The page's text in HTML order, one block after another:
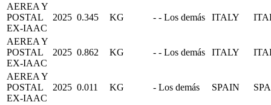
AEREA Y
POSTAL
EX-IAAC
2025 0.345 KG - - Los demás ITALY
AEREA Y
POSTAL
EX-IAAC
2025 0.862 KG - - Los demás ITALY
AEREA Y
POSTAL
EX-IAAC
2025 0.011 KG - Los demás SPAIN